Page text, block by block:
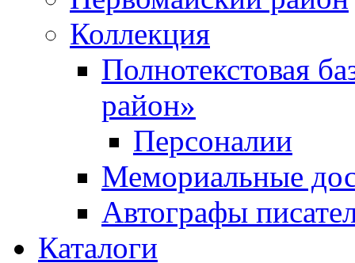
Коллекция
Полнотекстовая
район»
Персоналии
Мемориальные
Автографы
Каталоги